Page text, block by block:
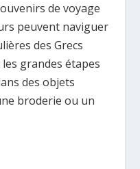
de voyage
peuvent naviguer
des Grecs
grandes étapes
des objets
broderie ou un